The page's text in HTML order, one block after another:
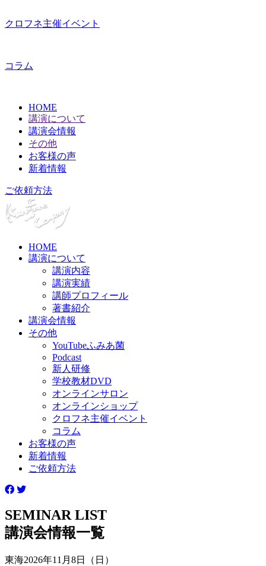
クロフネ主催イベント
コラム
HOME
講演について
講演会情報
その他
お客様の声
新着情報
ご依頼方法
HOME
講演について
講演内容
講演実績
講師プロフィール
著書紹介
講演会情報
その他
YouTubeふみあ菌
Podcast
新人研修
学校教材DVD
オンラインサロン
オンラインショップ
クロフネ主催イベント
コラム
お客様の声
新着情報
ご依頼方法
SEMINAR LIST
講演会情報一覧
東海2026年11月8日（日）